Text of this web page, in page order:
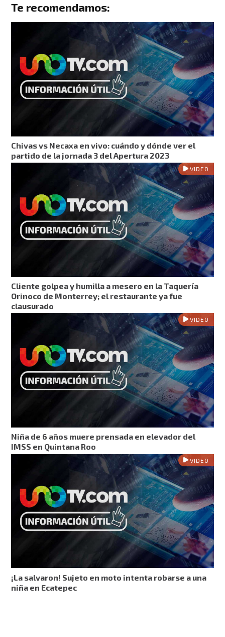
Te recomendamos:
Chivas vs Necaxa en vivo: cuándo y dónde ver el
partido de la jornada 3 del Apertura 2023
VIDEO
Cliente golpea y humilla a mesero en la Taquería
Orinoco de Monterrey; el restaurante ya fue
clausurado
VIDEO
Niña de 6 años muere prensada en elevador del
IMSS en Quintana Roo
VIDEO
¡La salvaron! Sujeto en moto intenta robarse a una
niña en Ecatepec